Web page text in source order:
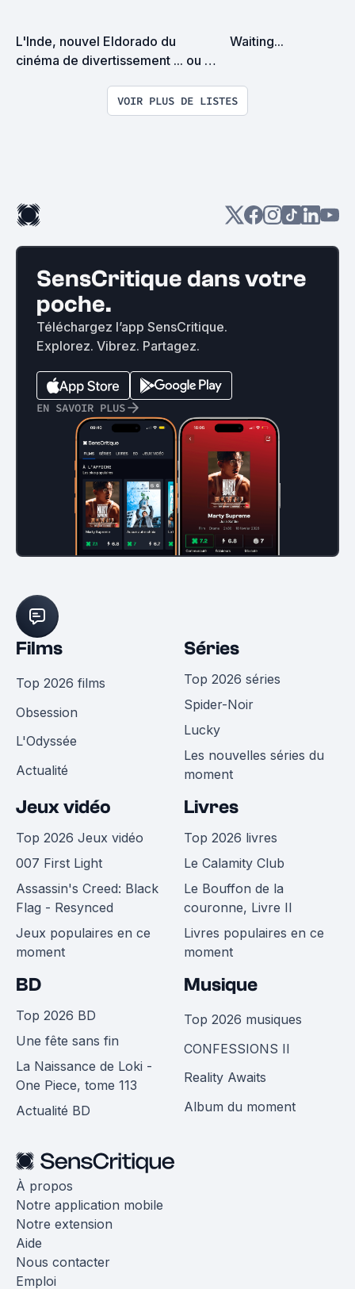
L'Inde, nouvel Eldorado du
cinéma de divertissement ... ou
Waiting...
VOIR PLUS DE LISTES
SensCritique dans votre
poche.
Téléchargez l’app SensCritique.
Explorez. Vibrez. Partagez.
EN SAVOIR PLUS
Films
Top 2026 films
Obsession
L'Odyssée
Actualité
Séries
Top 2026 séries
Spider-Noir
Lucky
Les nouvelles séries du
moment
Jeux vidéo
Top 2026 Jeux vidéo
007 First Light
Assassin's Creed: Black
Flag - Resynced
Jeux populaires en ce
moment
Livres
Top 2026 livres
Le Calamity Club
Le Bouffon de la
couronne, Livre II
Livres populaires en ce
moment
BD
Top 2026 BD
Une fête sans fin
La Naissance de Loki -
One Piece, tome 113
Actualité BD
Musique
Top 2026 musiques
CONFESSIONS II
Reality Awaits
Album du moment
À propos
Notre application mobile
Notre extension
Aide
Nous contacter
Emploi